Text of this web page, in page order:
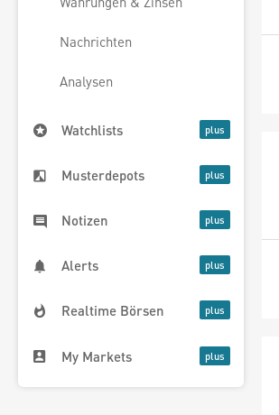
Nachrichten
Analysen
Watchlists
Musterdepots
Notizen
Alerts
Realtime Börsen
My Markets